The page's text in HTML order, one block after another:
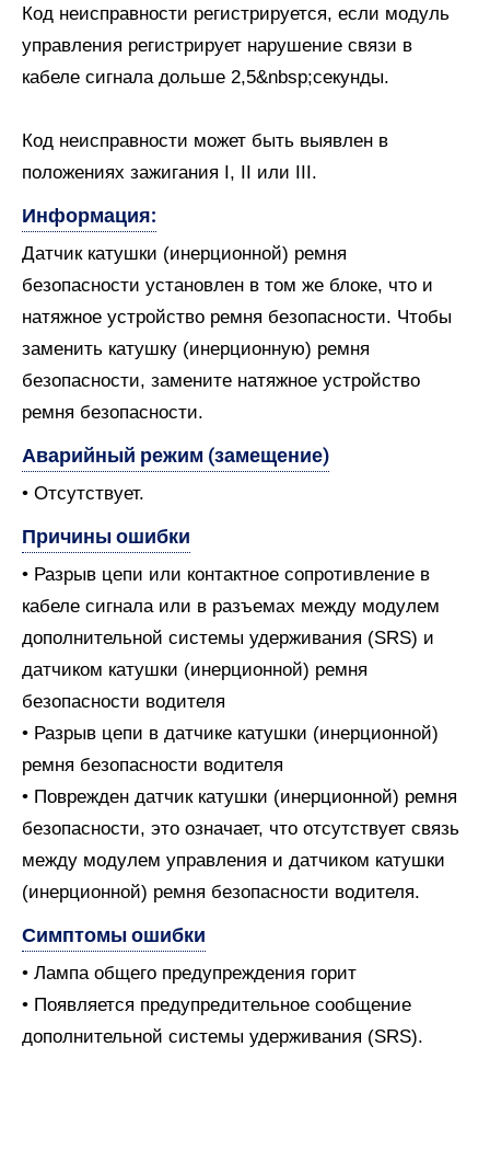
Код неисправности регистрируется, если модуль
управления регистрирует нарушение связи в
кабеле сигнала дольше 2,5&nbsp;секунды.
Код неисправности может быть выявлен в
положениях зажигания I, II или III.
Информация:
Датчик катушки (инерционной) ремня
безопасности установлен в том же блоке, что и
натяжное устройство ремня безопасности. Чтобы
заменить катушку (инерционную) ремня
безопасности, замените натяжное устройство
ремня безопасности.
Аварийный режим (замещение)
• Отсутствует.
Причины ошибки
• Разрыв цепи или контактное сопротивление в
кабеле сигнала или в разъемах между модулем
дополнительной системы удерживания (SRS) и
датчиком катушки (инерционной) ремня
безопасности водителя
• Разрыв цепи в датчике катушки (инерционной)
ремня безопасности водителя
• Поврежден датчик катушки (инерционной) ремня
безопасности, это означает, что отсутствует связь
между модулем управления и датчиком катушки
(инерционной) ремня безопасности водителя.
Симптомы ошибки
• Лампа общего предупреждения горит
• Появляется предупредительное сообщение
дополнительной системы удерживания (SRS).